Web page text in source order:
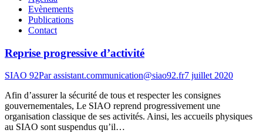
Evènements
Publications
Contact
Reprise progressive d’activité
SIAO 92Parassistant.communication@siao92.fr7 juillet 2020
Afin d’assurer la sécurité de tous et respecter les consignes
gouvernementales, Le SIAO reprend progressivement une
organisation classique de ses activités. Ainsi, les accueils physiques
au SIAO sont suspendus qu’il…